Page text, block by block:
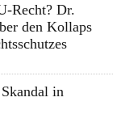
Recht? Dr.
den Kollaps
in